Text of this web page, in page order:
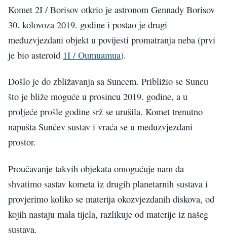
Komet 2I / Borisov otkrio je astronom Gennady Borisov
30. kolovoza 2019. godine i postao je drugi
međuzvjezdani objekt u povijesti promatranja neba (prvi
je bio asteroid 1I / Oumuamua).
Došlo je do zbližavanja sa Suncem. Približio se Suncu
što je bliže moguće u prosincu 2019. godine, a u
proljeće prošle godine srž se urušila. Komet trenutno
napušta Sunčev sustav i vraća se u međuzvjezdani
prostor.
Proučavanje takvih objekata omogućuje nam da
shvatimo sastav kometa iz drugih planetarnih sustava i
provjerimo koliko se materija okozvjezdanih diskova, od
kojih nastaju mala tijela, razlikuje od materije iz našeg
sustava.